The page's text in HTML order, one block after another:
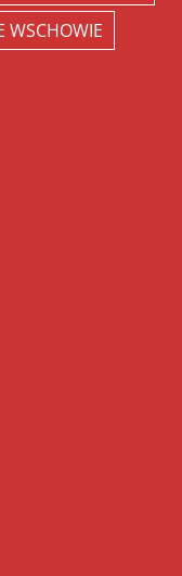
WSCHOWIE